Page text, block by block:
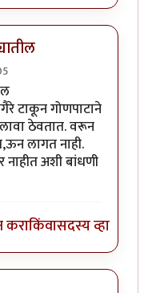
करता येत
टाकून गोणपाटाने
ठेवतात. वरून
लागत नाही.
अशी बांधणी
कराकिंवासदस्य व्हा